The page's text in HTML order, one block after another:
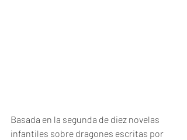
Basada en la segunda de diez novelas
infantiles sobre dragones escritas por